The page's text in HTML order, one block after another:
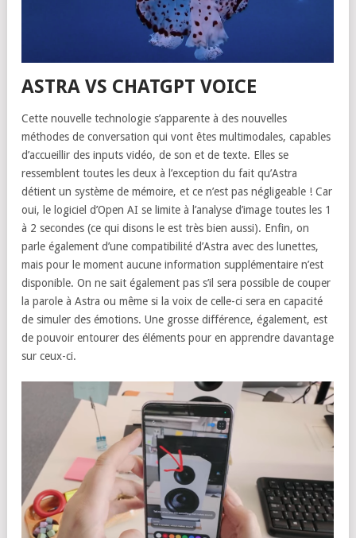
ASTRA VS CHATGPT VOICE
Cette nouvelle technologie s’apparente à des nouvelles
méthodes de conversation qui vont êtes multimodales, capables
d’accueillir des inputs vidéo, de son et de texte. Elles se
ressemblent toutes les deux à l’exception du fait qu’Astra
détient un système de mémoire, et ce n’est pas négligeable ! Car
oui, le logiciel d’Open AI se limite à l’analyse d’image toutes les 1
à 2 secondes (ce qui disons le est très bien aussi). Enfin, on
parle également d’une compatibilité d’Astra avec des lunettes,
mais pour le moment aucune information supplémentaire n’est
disponible. On ne sait également pas s’il sera possible de couper
la parole à Astra ou même si la voix de celle-ci sera en capacité
de simuler des émotions. Une grosse différence, également, est
de pouvoir entourer des éléments pour en apprendre davantage
sur ceux-ci.